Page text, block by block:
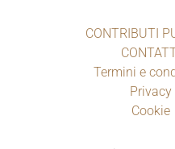
CONTRIBUTI
Termini e
Privacy
Cookie